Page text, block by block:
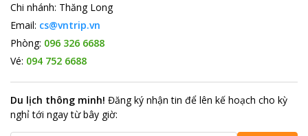
Chi nhánh: Thăng Long
Email: cs@vntrip.vn
Phòng: 096 326 6688
Vé: 094 752 6688
Du lịch thông minh! Đăng ký nhận tin để lên kế hoạch cho kỳ
nghỉ tới ngay từ bây giờ: